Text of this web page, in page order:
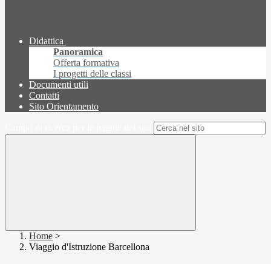
Didattica
Panoramica
Offerta formativa
I progetti delle classi
Documenti utili
Contatti
Sito Orientamento
Home >
Viaggio d'Istruzione Barcellona